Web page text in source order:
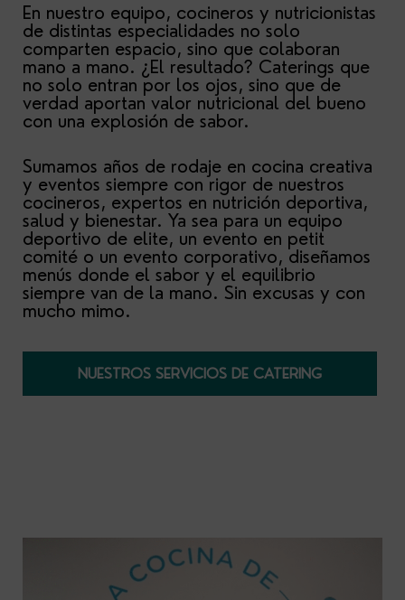
En nuestro equipo, cocineros y nutricionistas
de distintas especialidades no solo
comparten espacio, sino que colaboran
mano a mano. ¿El resultado? Caterings que
no solo entran por los ojos, sino que de
verdad aportan valor nutricional del bueno
con una explosión de sabor.
Sumamos años de rodaje en cocina creativa
y eventos siempre con rigor de nuestros
cocineros, expertos en nutrición deportiva,
salud y bienestar. Ya sea para un equipo
deportivo de elite, un evento en petit
comité o un evento corporativo, diseñamos
menús donde el sabor y el equilibrio
siempre van de la mano. Sin excusas y con
mucho mimo.
NUESTROS SERVICIOS DE CATERING